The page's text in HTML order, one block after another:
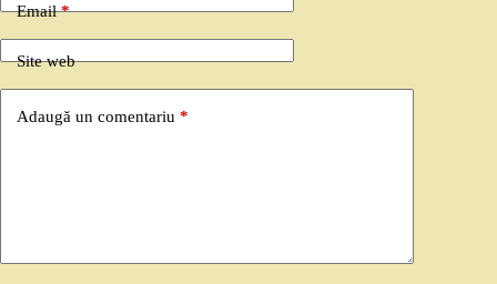
Email*
Site web
Adaugă un comentariu *